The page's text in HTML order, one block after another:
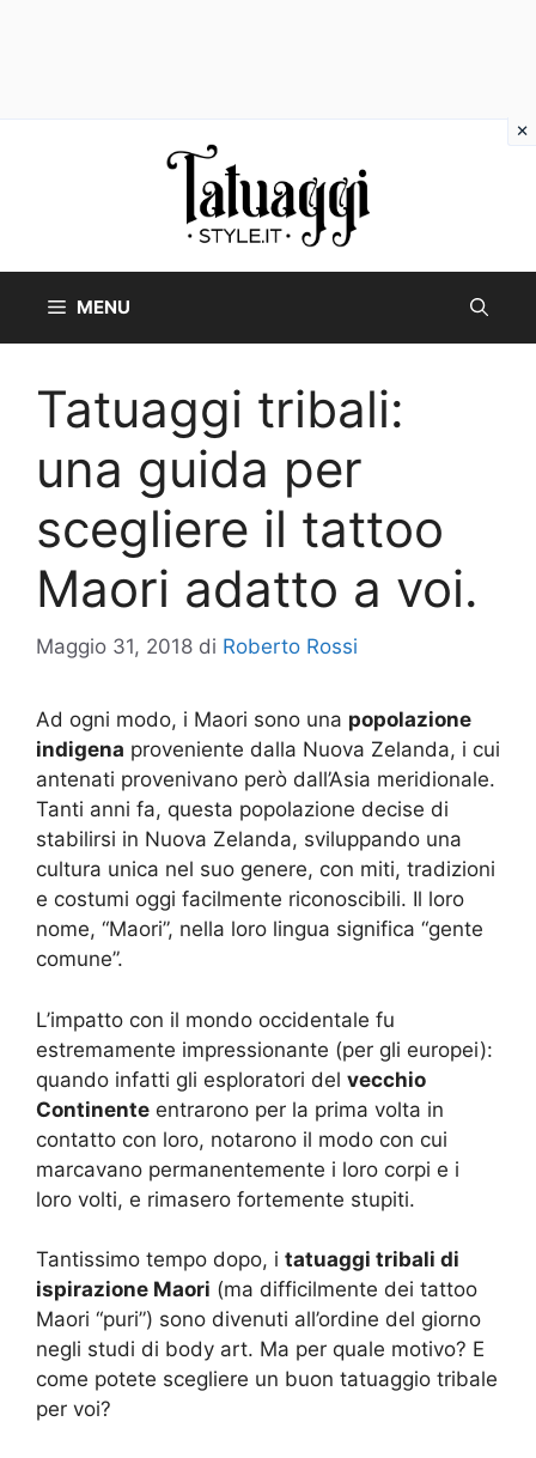
MENU
Tatuaggi tribali:
una guida per
scegliere il tattoo
Maori adatto a voi.
Maggio 31, 2018 di Roberto Rossi
Ad ogni modo, i Maori sono una popolazione
indigena proveniente dalla Nuova Zelanda, i cui
antenati provenivano però dall’Asia meridionale.
Tanti anni fa, questa popolazione decise di
stabilirsi in Nuova Zelanda, sviluppando una
cultura unica nel suo genere, con miti, tradizioni
e costumi oggi facilmente riconoscibili. Il loro
nome, “Maori”, nella loro lingua significa “gente
comune”.
L’impatto con il mondo occidentale fu
estremamente impressionante (per gli europei):
quando infatti gli esploratori del vecchio
Continente entrarono per la prima volta in
contatto con loro, notarono il modo con cui
marcavano permanentemente i loro corpi e i
loro volti, e rimasero fortemente stupiti.
Tantissimo tempo dopo, i tatuaggi tribali di
ispirazione Maori (ma difficilmente dei tattoo
Maori “puri”) sono divenuti all’ordine del giorno
negli studi di body art. Ma per quale motivo? E
come potete scegliere un buon tatuaggio tribale
per voi?